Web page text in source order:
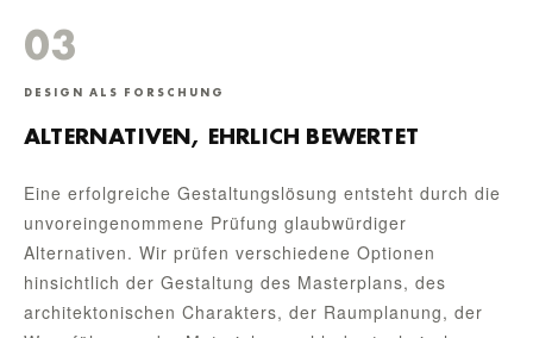
03
DESIGN ALS FORSCHUNG
ALTERNATIVEN, EHRLICH BEWERTET
Eine erfolgreiche Gestaltungslösung entsteht durch die
unvoreingenommene Prüfung glaubwürdiger
Alternativen. Wir prüfen verschiedene Optionen
hinsichtlich der Gestaltung des Masterplans, des
architektonischen Charakters, der Raumplanung, der